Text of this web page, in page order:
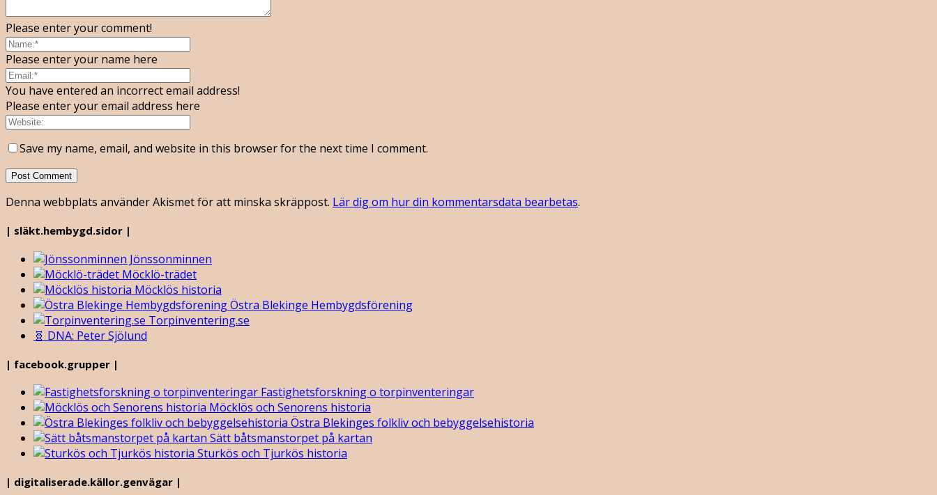
Please enter your comment!
Please enter your name here
You have entered an incorrect email address!
Please enter your email address here
Save my name, email, and website in this browser for the next time I comment.
Denna webbplats använder Akismet för att minska skräppost. Lär dig om hur din kommentarsdata bearbetas.
| släkt.hembygd.sidor |
Jönssonminnen
Möcklö-trädet
Möcklös historia
Östra Blekinge Hembygdsförening
Torpinventering.se
🧬 DNA: Peter Sjölund
| facebook.grupper |
Fastighetsforskning o torpinventeringar
Möcklös och Senorens historia
Östra Blekinges folkliv och bebyggelsehistoria
Sätt båtsmanstorpet på kartan
Sturkös och Tjurkös historia
| digitaliserade.källor.genvägar |